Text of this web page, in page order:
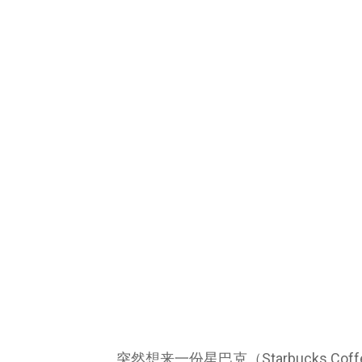
突然想来一份星巴克（Starbucks